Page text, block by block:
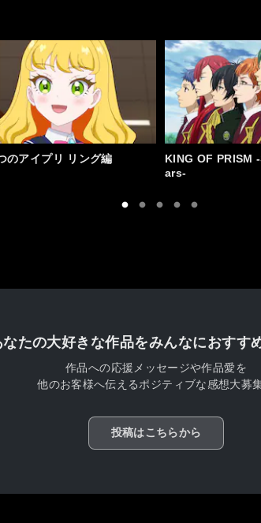
のアイプリ リング編
KING OF PRISM
ars-
なたの大好きな作品をみんなにおすす
作品への応援メッセージや作品愛を
他のお客様へ伝えるポジティブな感想大募集
投稿はこちらから